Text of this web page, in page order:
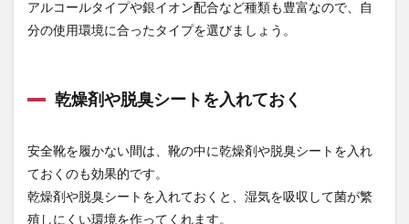
アルコールタイプや銀イオン配合など種類も豊富なので、自
分の使用環境に合ったタイプを選びましょう。
乾燥剤や脱臭シートを入れておく
安全靴を履かない間は、靴の中に乾燥剤や脱臭シートを入れ
ておくのも効果的です。
乾燥剤や脱臭シートを入れておくと、湿気を吸収して菌が繁
殖しにくい環境を作ってくれます。